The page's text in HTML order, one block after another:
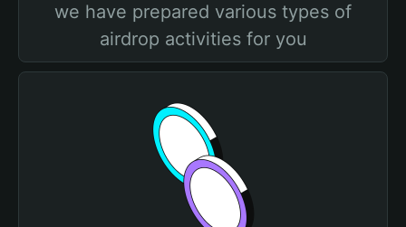
we have prepared various types of
airdrop activities for you